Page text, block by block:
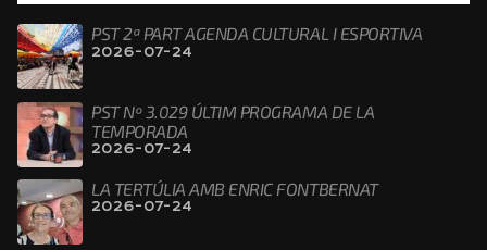
PST 2ª PART AGENDA CULTURAL I ESPORTIVA
2026-07-24
PST Nº 3.029 ÚLTIM PROGRAMA DE LA
TEMPORADA
2026-07-24
LA TERTÚLIA AMB ENRIC FONTBERNAT
2026-07-24